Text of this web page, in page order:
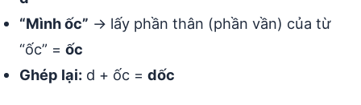
“Mình ốc” → lấy phần thân (phần vần) của từ
“ốc” = ốc
Ghép lại: d + ốc = dốc